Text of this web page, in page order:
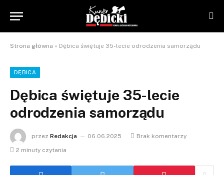
Strona główna » Dębica świętuje 35-lecie odrodzenia samorządu
DĘBICA
Dębica świętuje 35-lecie
odrodzenia samorządu
przez Redakcja 06.06.2025
Brak komentarzy
2 minuty czytania